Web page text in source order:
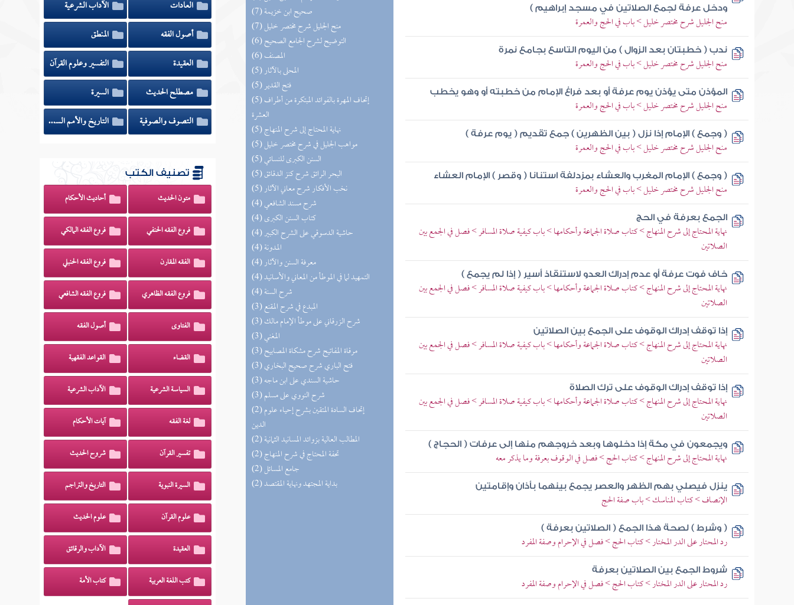
(7) صحيح ابن خزيمة
(7) منح الجليل شرح مختصر خليل
(6) التوضيح لشرح الجامع الصحيح
(6) المصنف
(5) المحلى بالآثار
(5) فتح القدير
(5) إتحاف المهرة بالفوائد المبتكرة من أطراف
العشرة
(5) نهاية المحتاج إلى شرح المنهاج
(5) مواهب الجليل في شرح مختصر خليل
(5) السنن الكبرى للنسائي
(5) البحر الرائق شرح كنز الدقائق
(5) نخب الأفكار شرح معاني الآثار
(4) شرح مسند الشافعي
(4) كتاب السنن الكبرى
(4) حاشية الدسوقي على الشرح الكبير
(4) المدونة
(4) معرفة السنن والآثار
(4) التمهيد لما في الموطأ من المعاني والأسانيد
(4) شرح السنة
(3) المبدع في شرح المقنع
(3) شرح الزرقاني على موطأ الإمام مالك
(3) المغني
(3) مرقاة المفاتيح شرح مشكاة المصابيح
(3) فتح الباري شرح صحيح البخاري
(3) حاشية السندي على ابن ماجه
(3) شرح النووي على مسلم
(2) إتحاف السادة المتقين بشرح إحياء علوم
الدين
(2) المطالب العالية بزوائد المسانيد الثمانية
(2) تحفة المحتاج في شرح المنهاج
(2) جامع المسائل
(2) بداية المجتهد ونهاية المقتصد
ودخل عرفة لجمع الصلاتين في مسجد إبراهيم )
منح الجليل شرح مختصر خليل > باب في الحج والعمرة
ندب ( خطبتان بعد الزوال ) من اليوم التاسع بجامع نمرة
منح الجليل شرح مختصر خليل > باب في الحج والعمرة
المؤذن متى يؤذن يوم عرفة أو بعد فراغ الإمام من خطبته أو وهو يخطب
منح الجليل شرح مختصر خليل > باب في الحج والعمرة
( وجمع ) الإمام إذا نزل ( بين الظهرين ) جمع تقديم ( يوم عرفة )
منح الجليل شرح مختصر خليل > باب في الحج والعمرة
( وجمع ) الإمام المغرب والعشاء بمزدلفة استنانا ( وقصر ) الإمام العشاء
منح الجليل شرح مختصر خليل > باب في الحج والعمرة
الجمع بعرفة في الحج
نهاية المحتاج إلى شرح المنهاج > كتاب صلاة الجماعة وأحكامها > باب كيفية صلاة المسافر > فصل في الجمع بين
الصلاتين
خاف فوت عرفة أو عدم إدراك العدو لاستنقاذ أسير ( إذا لم يجمع )
نهاية المحتاج إلى شرح المنهاج > كتاب صلاة الجماعة وأحكامها > باب كيفية صلاة المسافر > فصل في الجمع بين
الصلاتين
إذا توقف إدراك الوقوف على الجمع بين الصلاتين
نهاية المحتاج إلى شرح المنهاج > كتاب صلاة الجماعة وأحكامها > باب كيفية صلاة المسافر > فصل في الجمع بين
الصلاتين
إذا توقف إدراك الوقوف على ترك الصلاة
نهاية المحتاج إلى شرح المنهاج > كتاب صلاة الجماعة وأحكامها > باب كيفية صلاة المسافر > فصل في الجمع بين
الصلاتين
ويجمعون في مكة إذا دخلوها وبعد خروجهم منها إلى عرفات ( الحجاج )
نهاية المحتاج إلى شرح المنهاج > كتاب الحج > فصل في الوقوف بعرفة وما يذكر معه
ينزل فيصلي بهم الظهر والعصر يجمع بينهما بأذان وإقامتين
الإنصاف > كتاب المناسك > باب صفة الحج
( وشرط ) لصحة هذا الجمع ( الصلاتين بعرفة )
رد المحتار على الدر المختار > كتاب الحج > فصل في الإحرام وصفة المفرد
شروط الجمع بين الصلاتين بعرفة
رد المحتار على الدر المختار > كتاب الحج > فصل في الإحرام وصفة المفرد
العادات
الآداب الشرعية
أصول الفقه
المنطق
العقيدة
التفسير وعلوم القرآن
مصطلح الحديث
السيرة
التصوف والصوفية
التاريخ والأمم السابقة
تصنيف الكتب
متون الحديث أحاديث الأحكام
فروع الفقه الحنفي فروع الفقه المالكي
الفقه المقارن فروع الفقه الحنبلي
فروع الفقه الظاهري فروع الفقه الشافعي
الفتاوى أصول الفقه
القضاء القواعد الفقهية
السياسة الشرعية الآداب الشرعية
لغة الفقه آيات الأحكام
تفسير القرآن شروح الحديث
السيرة النبوية التاريخ والتراجم
علوم القرآن علوم الحديث
العقيدة الآداب والرقائق
كتب اللغة العربية كتاب الأمة